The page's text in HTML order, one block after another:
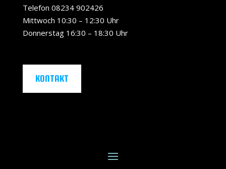
Telefon 08234 902426
Mittwoch 10:30 – 12:30 Uhr
Donnerstag 16:30 – 18:30 Uhr
KONTAKT